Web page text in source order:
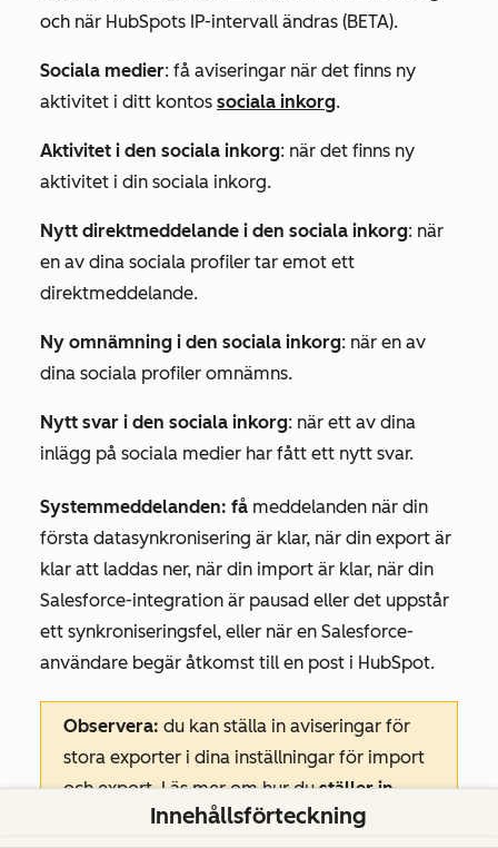
och när HubSpots IP-intervall ändras (BETA).
Sociala medier: få aviseringar när det finns ny
aktivitet i ditt kontos sociala inkorg.
Aktivitet i den sociala inkorg: när det finns ny
aktivitet i din sociala inkorg.
Nytt direktmeddelande i den sociala inkorg: när
en av dina sociala profiler tar emot ett
direktmeddelande.
Ny omnämning i den sociala inkorg: när en av
dina sociala profiler omnämns.
Nytt svar i den sociala inkorg: när ett av dina
inlägg på sociala medier har fått ett nytt svar.
Systemmeddelanden: få meddelanden när din
första datasynkronisering är klar, när din export är
klar att laddas ner, när din import är klar, när din
Salesforce-integration är pausad eller det uppstår
ett synkroniseringsfel, eller när en Salesforce-
användare begär åtkomst till en post i HubSpot.
Observera: du kan ställa in aviseringar för
stora exporter i dina inställningar för import
och export. Läs mer om hur duställer in
aviseringar för stora exporter.
Innehållsförteckning